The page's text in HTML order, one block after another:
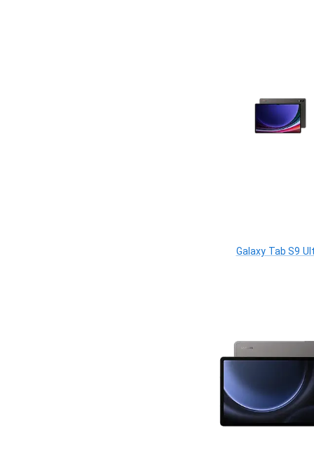
Galaxy Tab S9